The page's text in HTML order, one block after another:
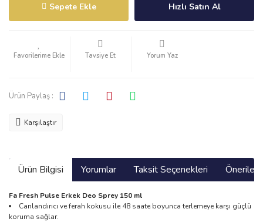
Sepete Ekle Hızlı Satın Al
Tavsiye Et Yorum Yaz
Ürün Paylaş :
Karşılaştır
Ürün Bilgisi Yorumlar Taksit Seçenekleri
Fa Fresh Pulse Erkek Deo Sprey 150 ml
Canlandırıcı ve ferah kokusu ile 48 saate boyunca terlemeye karşı güçlü
koruma sağlar.